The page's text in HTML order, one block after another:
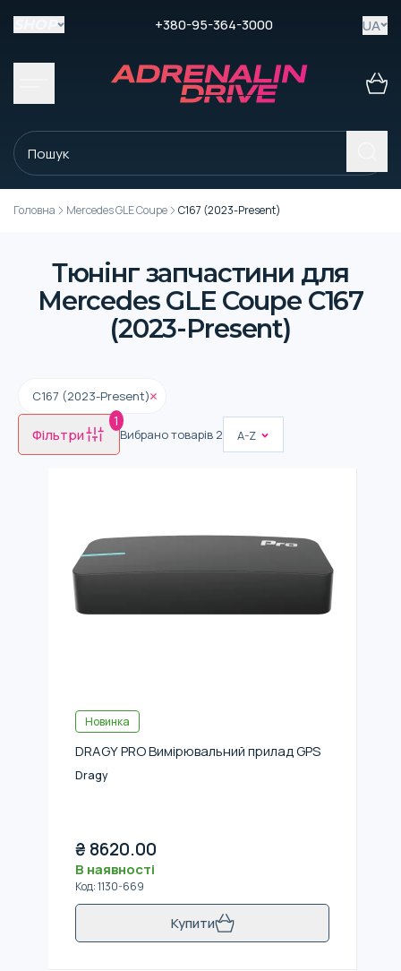
+380-95-364-3000 UA
Головна Mercedes GLE Coupe C167 (2023-Present)
Тюнінг запчастини для
Mercedes GLE Coupe C167
(2023-Present)
C167 (2023-Present)
Фільтри
1
Вибрано товарів 2 A-Z
Новинка
DRAGY PRO Вимірювальний прилад GPS
Dragy
₴ 8620.00
В наявності
Код:1130-669
Купити